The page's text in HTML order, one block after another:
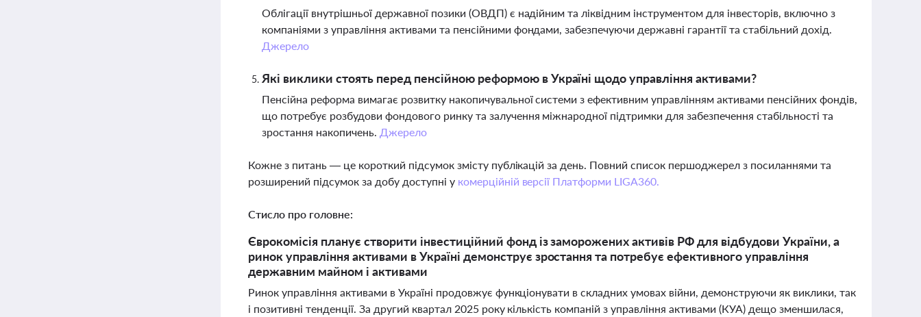
Облігації внутрішньої державної позики (ОВДП) є надійним та ліквідним інструментом для інвесторів, включно з
компаніями з управління активами та пенсійними фондами, забезпечуючи державні гарантії та стабільний дохід.
Джерело
Які виклики стоять перед пенсійною реформою в Україні щодо управління активами?
Пенсійна реформа вимагає розвитку накопичувальної системи з ефективним управлінням активами пенсійних фондів,
що потребує розбудови фондового ринку та залучення міжнародної підтримки для забезпечення стабільності та
зростання накопичень. Джерело
Кожне з питань — це короткий підсумок змісту публікацій за день. Повний список першоджерел з посиланнями та
розширений підсумок за добу доступні у комерційній версії Платформи LIGA360.
Стисло про головне:
Єврокомісія планує створити інвестиційний фонд із заморожених активів РФ для відбудови України, а
ринок управління активами в Україні демонструє зростання та потребує ефективного управління
державним майном і активами
Ринок управління активами в Україні продовжує функціонувати в складних умовах війни, демонструючи як виклики, так
і позитивні тенденції. За другий квартал 2025 року кількість компаній з управління активами (КУА) дещо зменшилася,